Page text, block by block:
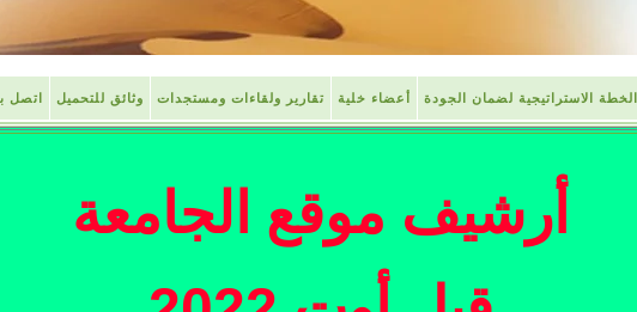
الخطة الاستراتيجية لضمان الجودة أعضاء خلية تقارير ولقاءات ومستجدات وثائق للتحميل اتصل
أرشيف موقع الجامعة